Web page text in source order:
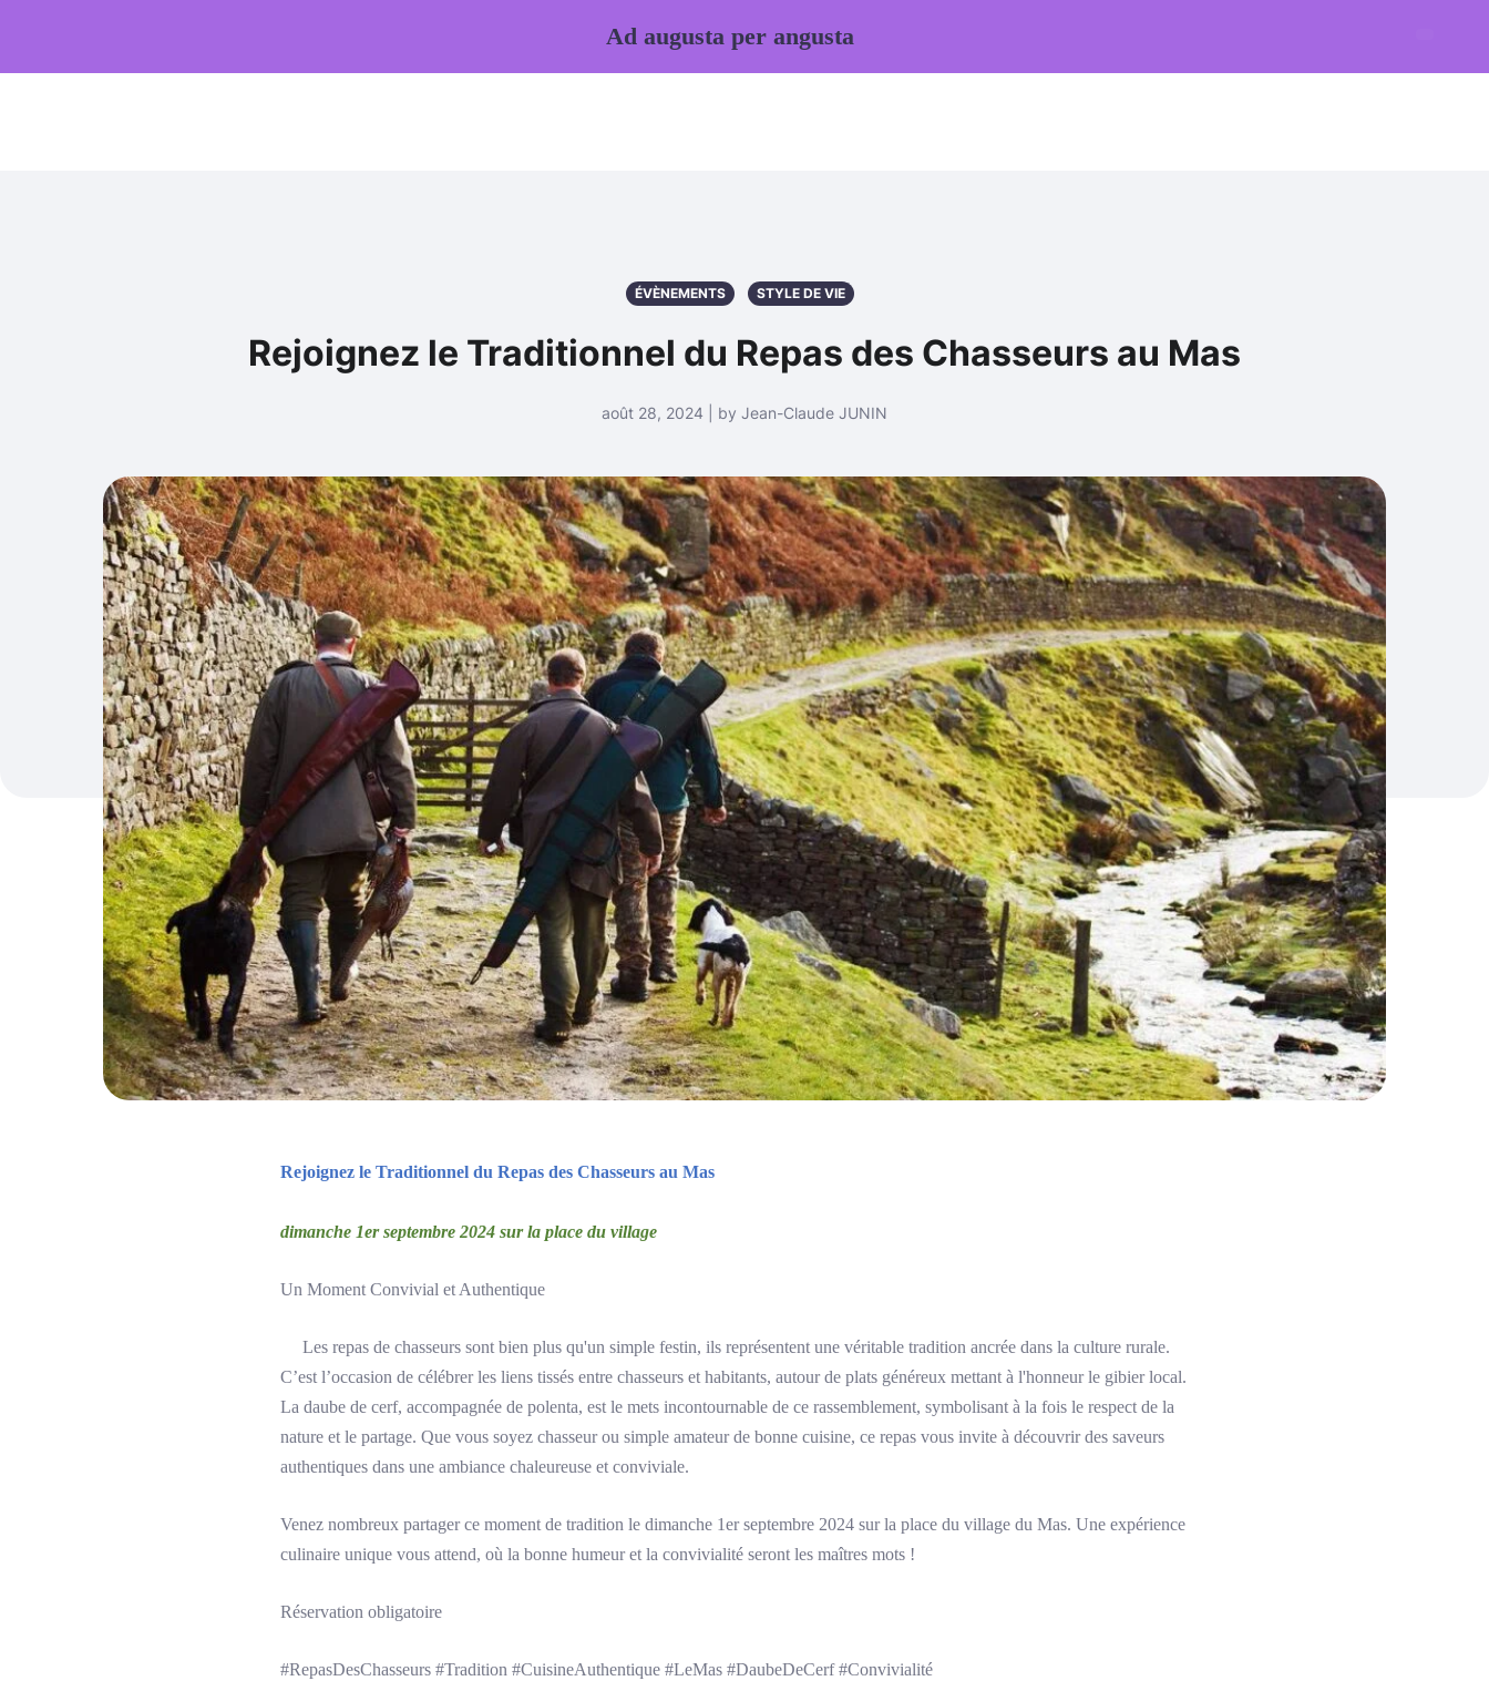
ÉVÈNEMENTS STYLE DE VIE
Rejoignez le Traditionnel du Repas des Chasseurs au Mas
août 28, 2024 | by Jean-Claude JUNIN
Rejoignez le Traditionnel du Repas des Chasseurs au Mas
dimanche 1er septembre 2024 sur la place du village
Un Moment Convivial et Authentique
Les repas de chasseurs sont bien plus qu'un simple festin, ils représentent une véritable tradition ancrée dans la culture rurale.
C’est l’occasion de célébrer les liens tissés entre chasseurs et habitants, autour de plats généreux mettant à l'honneur le gibier local.
La daube de cerf, accompagnée de polenta, est le mets incontournable de ce rassemblement, symbolisant à la fois le respect de la
nature et le partage. Que vous soyez chasseur ou simple amateur de bonne cuisine, ce repas vous invite à découvrir des saveurs
authentiques dans une ambiance chaleureuse et conviviale.
Venez nombreux partager ce moment de tradition le dimanche 1er septembre 2024 sur la place du village du Mas. Une expérience
culinaire unique vous attend, où la bonne humeur et la convivialité seront les maîtres mots !
Réservation obligatoire
#RepasDesChasseurs #Tradition #CuisineAuthentique #LeMas #DaubeDeCerf #Convivialité
Ad augusta per angusta